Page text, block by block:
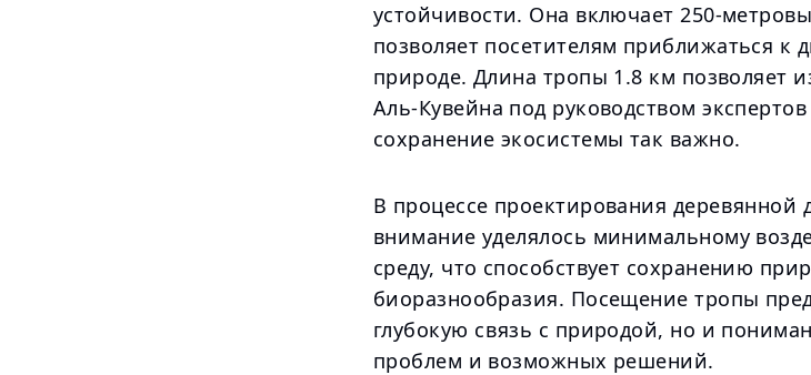
устойчивости. Она включает 250-
позволяет посетителям приближаться к
природе. Длина тропы 1.8 км позволяет
Аль-Кувейна под руководством
сохранение экосистемы так важно.
В процессе проектирования
внимание уделялось минимальному
среду, что способствует сохранению
биоразнообразия. Посещение тропы
глубокую связь с природой, но и
проблем и возможных решений.